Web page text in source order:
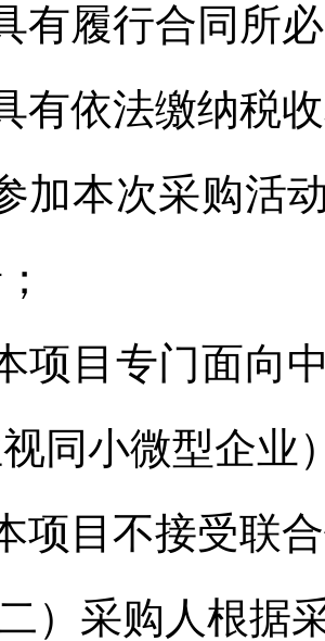
有履行合同所
有依法缴纳税
加本次采购活
项目专门面向
同小微型企业
项目不接受联
二）采购人根据